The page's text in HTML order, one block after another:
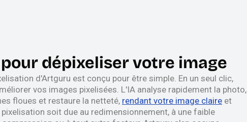
dépixeliser votre image
d'Artguru est conçu pour être simple. En un seul clic,
vos images pixelisées. L'IA analyse rapidement la photo,
floues et restaure la netteté, rendant votre image claire et
pixelisation soit due au redimensionnement, à une faible